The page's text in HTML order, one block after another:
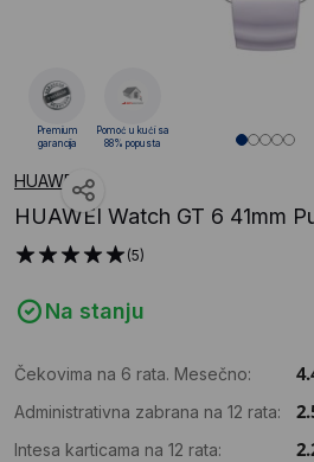
HUAWEI
HUAWEI Watch GT 6 41mm
(5)
Na stanju
Čekovima na 6 rata. Mesečno:
Administrativna zabrana na 12 rata:
Intesa karticama na 12 rata:
Premium
garancija
Pomoć u kući sa
88% popusta